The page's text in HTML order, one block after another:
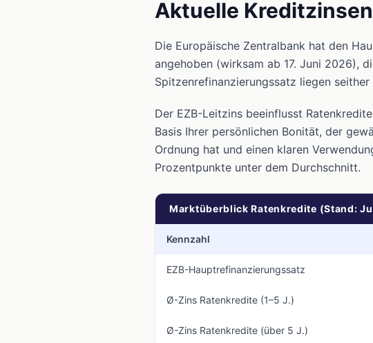
Aktuelle
Die Europäische Zentralbank hat den
angehoben (wirksam ab 17. Juni 2026),
Spitzenrefinanzierungssatz liegen
Der EZB-Leitzins beeinflusst
Basis Ihrer persönlichen Bonität, der
Ordnung hat und einen klaren
Prozentpunkte unter dem Durchschnitt.
Marktüberblick Ratenkredite (Stand:
Kennzahl
EZB-Hauptrefinanzierungssatz
Ø-Zins Ratenkredite (1–5 J.)
Ø-Zins Ratenkredite (über 5 J.)